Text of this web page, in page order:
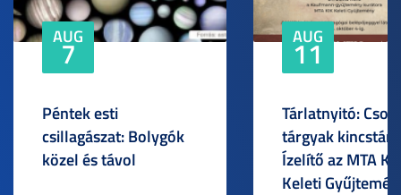
AUG
7
Péntek esti
csillagászat: Bolygók
közel és távol
AUG
11
Tárlatnyitó:
tárgyak
Ízelítő az MTA
Keleti